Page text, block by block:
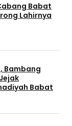
Babat
Lahirnya
Bambang
Babat